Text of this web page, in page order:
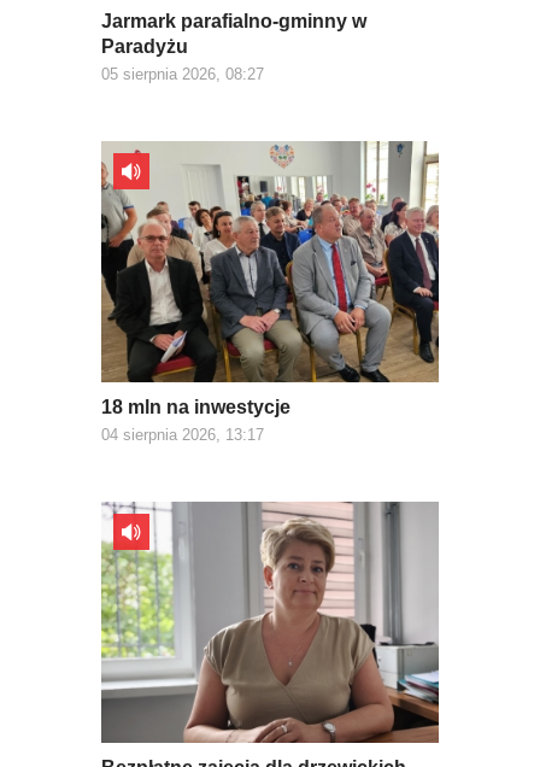
Jarmark parafialno-gminny w
Paradyżu
05 sierpnia 2026, 08:27
18 mln na inwestycje
04 sierpnia 2026, 13:17